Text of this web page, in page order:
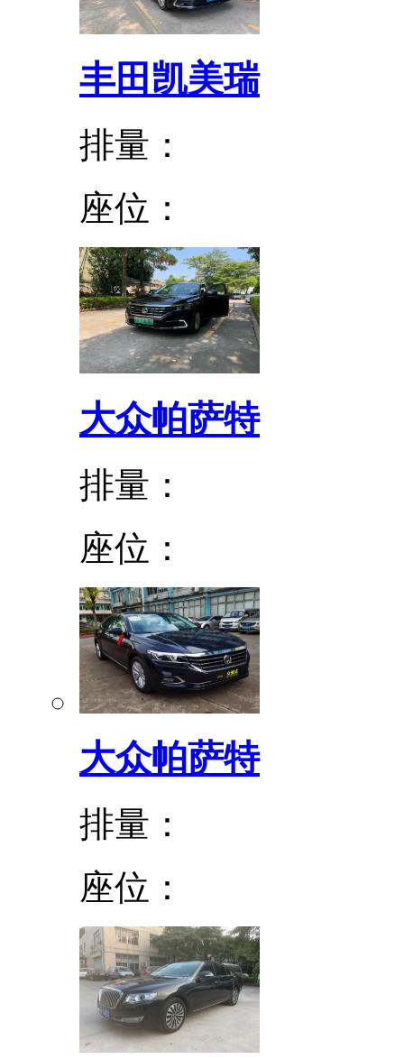
丰田凯美瑞
排量：
座位：
大众帕萨特
排量：
座位：
大众帕萨特
排量：
座位：